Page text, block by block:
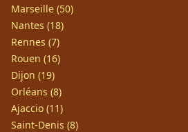
Marseille (50)
Nantes (18)
Rennes (7)
Rouen (16)
Dijon (19)
Orléans (8)
Ajaccio (11)
Saint-Denis (8)